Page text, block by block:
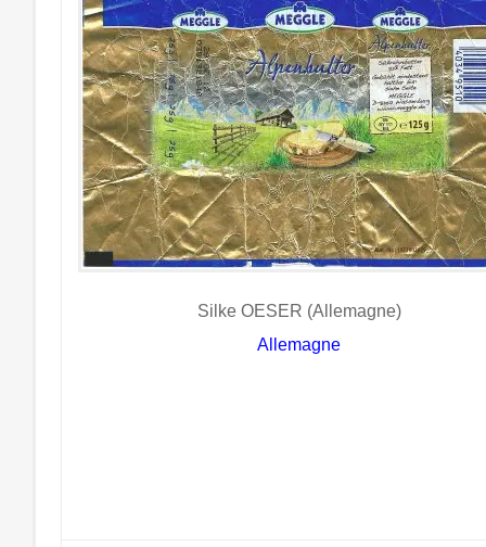
Silke OESER (Allemagne)
Allemagne